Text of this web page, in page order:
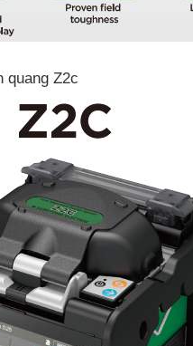
quang Z2c